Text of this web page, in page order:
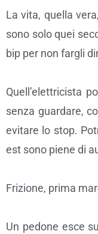
La vita, quella
sono solo quei
bip per non fargli
Quell’elettricista
senza guardare,
evitare lo stop.
est sono piene di
Frizione, prima
Un pedone esce